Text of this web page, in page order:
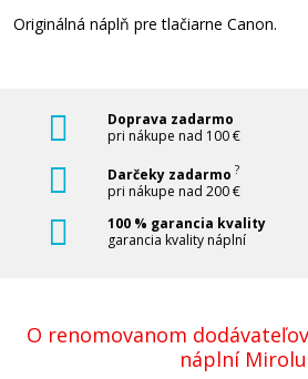
Originálná náplň pre tlačiarne Canon.
Doprava zadarmo
pri nákupe nad 100 €
Darčeky zadarmo ?
pri nákupe nad 200 €
100 % garancia kvality
garancia kvality náplní
O renomovanom
náplní